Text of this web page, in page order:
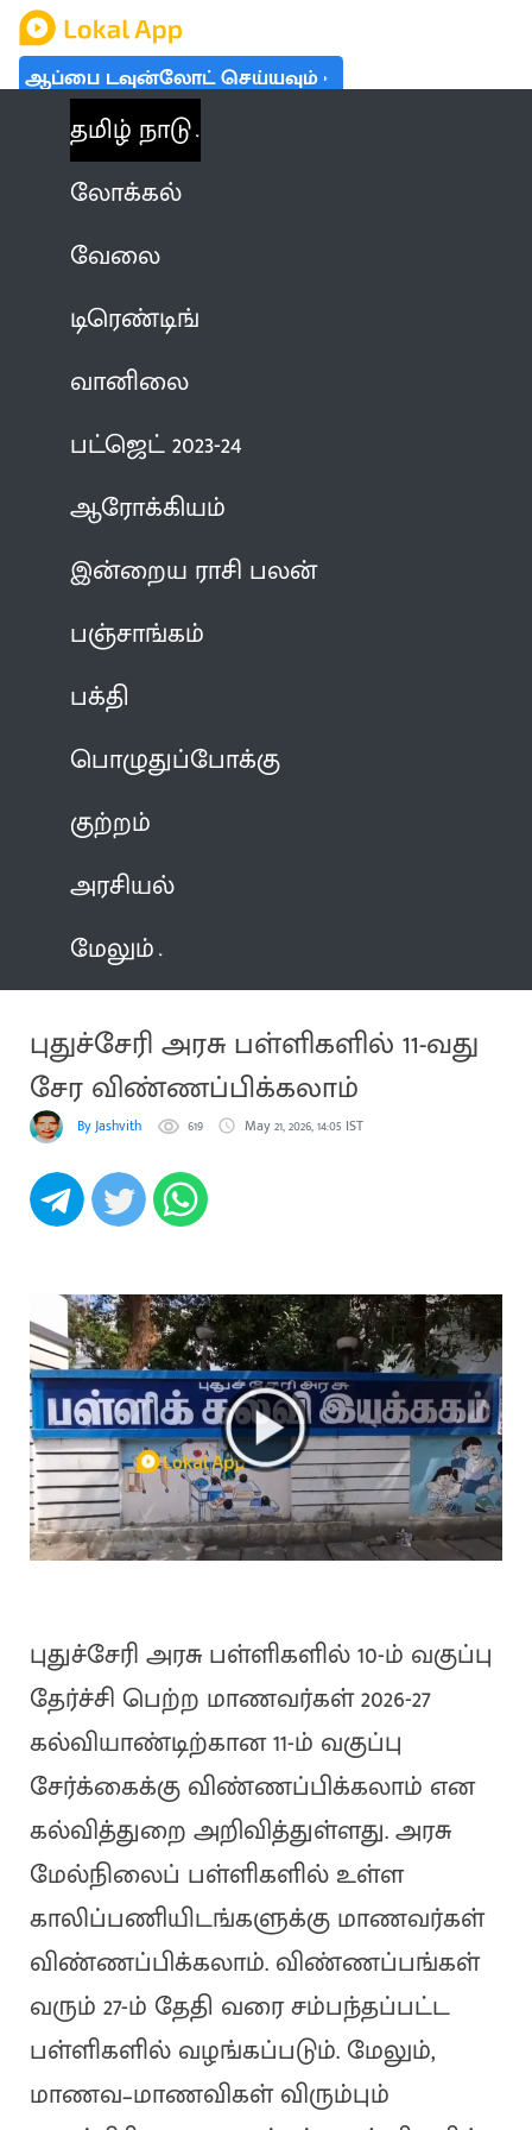
ஆப்பை டவுன்லோட் செய்யவும்
தமிழ் நாடு
லோக்கல்
வேலை
டிரெண்டிங்
வானிலை
பட்ஜெட் 2023-24
ஆரோக்கியம்
இன்றைய ராசி பலன்
பஞ்சாங்கம்
பக்தி
பொழுதுப்போக்கு
குற்றம்
அரசியல்
மேலும்
புதுச்சேரி அரசு பள்ளிகளில் 11-வது
சேர விண்ணப்பிக்கலாம்
By Jashvith 619 May 21, 2026, 14:05 IST
புதுச்சேரி அரசு பள்ளிகளில் 10-ம் வகுப்பு
தேர்ச்சி பெற்ற மாணவர்கள் 2026-27
கல்வியாண்டிற்கான 11-ம் வகுப்பு
சேர்க்கைக்கு விண்ணப்பிக்கலாம் என
கல்வித்துறை அறிவித்துள்ளது. அரசு
மேல்நிலைப் பள்ளிகளில் உள்ள
காலிப்பணியிடங்களுக்கு மாணவர்கள்
விண்ணப்பிக்கலாம். விண்ணப்பங்கள்
வரும் 27-ம் தேதி வரை சம்பந்தப்பட்ட
பள்ளிகளில் வழங்கப்படும். மேலும்,
மாணவ–மாணவிகள் விரும்பும்